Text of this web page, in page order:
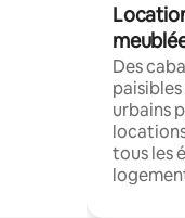
Des
urbains
tous les